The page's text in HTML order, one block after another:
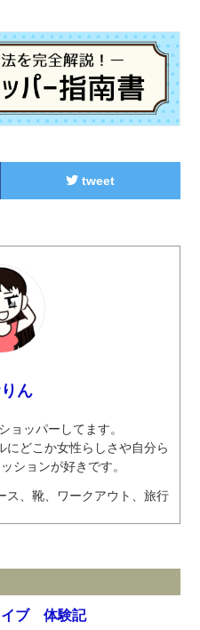
tweet
ん
ョッパーしてます。
にどこか女性らしさや自分ら
ションが好きです。
ス、靴、ワークアウト、旅行
イブ 体験記